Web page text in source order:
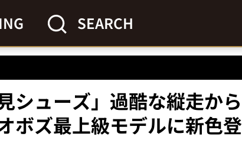
SEARCH
シューズ」過酷な縦走から
ボズ最上級モデルに新色登